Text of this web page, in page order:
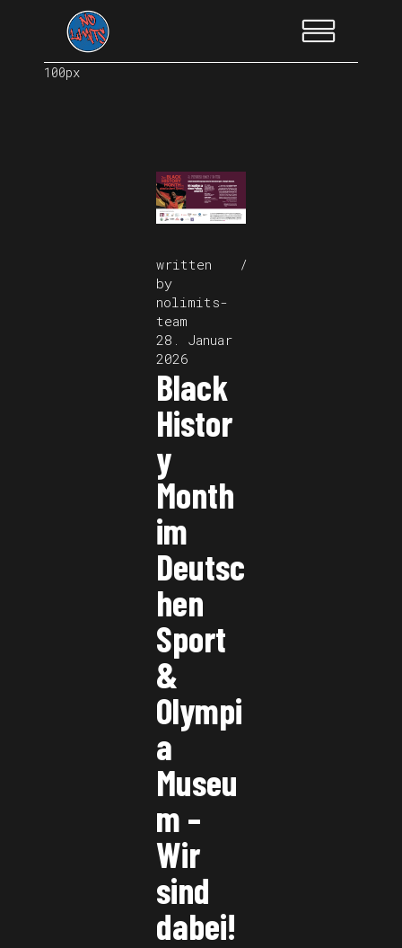
100px
written
by
nolimits-
team
28. Januar
2026
Black
Histor
y
Month
im
Deutsc
hen
Sport
&
Olympi
a
Museu
m –
Wir
sind
dabei!